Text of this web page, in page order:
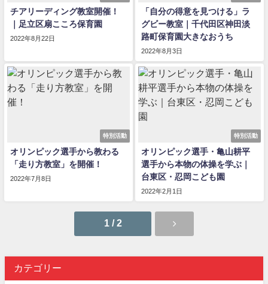
チアリーディング教室開催！
｜足立区扇こころ保育園
2022年8月22日
「自分の得意を見つける」ラ
グビー教室｜千代田区神田淡
路町保育園大きなおうち
2022年8月3日
特別活動
オリンピック選手から教わる
「走り方教室」を開催！
2022年7月8日
特別活動
オリンピック選手・亀山耕平
選手から本物の体操を学ぶ｜
台東区・忍岡こども園
2022年2月1日
1 / 2
カテゴリー